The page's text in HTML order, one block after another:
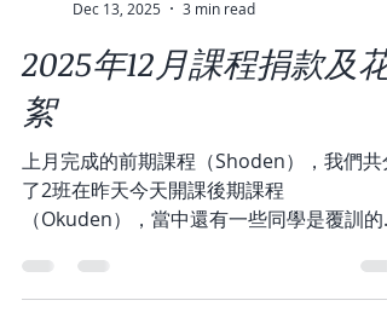
Dec 13, 2025
3 min read
2025年12月課程捐款及花
絮
上月完成的前期課程（Shoden），我們共分
（Okuden），當中還有一些同學是覆訓的
畢竟有時完成課程後，在使用上會遇到各種